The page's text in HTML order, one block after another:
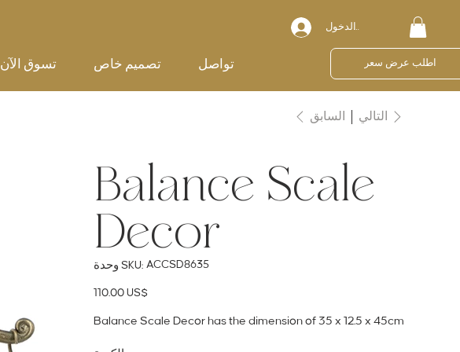
تسجيل الدخول
اطلب عرض سعر تسوق الآن تصميم خاص تواصل
السابق التالي
Balance Scale
Decor
وحدة SKU: SKU
ACCSD8635
السعر ‏110.00 US$
Balance Scale Decor has the dimension of 35 x 12.5 x 45cm